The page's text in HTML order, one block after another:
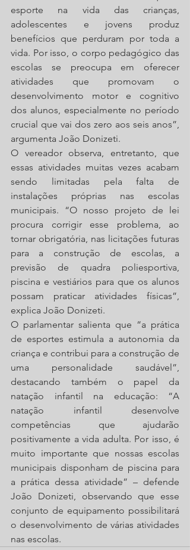
esporte na vida das crianças,
adolescentes e jovens produz
benefícios que perduram por toda a
vida. Por isso, o corpo pedagógico das
escolas se preocupa em oferecer
atividades que promovam o
desenvolvimento motor e cognitivo
dos alunos, especialmente no período
crucial que vai dos zero aos seis anos”,
argumenta João Donizeti.
O vereador observa, entretanto, que
essas atividades muitas vezes acabam
sendo limitadas pela falta de
instalações próprias nas escolas
municipais. “O nosso projeto de lei
procura corrigir esse problema, ao
tornar obrigatória, nas licitações futuras
para a construção de escolas, a
previsão de quadra poliesportiva,
piscina e vestiários para que os alunos
possam praticar atividades físicas”,
explica João Donizeti.
O parlamentar salienta que “a prática
de esportes estimula a autonomia da
criança e contribui para a construção de
uma personalidade saudável”,
destacando também o papel da
natação infantil na educação: “A
natação infantil desenvolve
competências que ajudarão
positivamente a vida adulta. Por isso, é
muito importante que nossas escolas
municipais disponham de piscina para
a prática dessa atividade” – defende
João Donizeti, observando que esse
conjunto de equipamento possibilitará
o desenvolvimento de várias atividades
nas escolas.